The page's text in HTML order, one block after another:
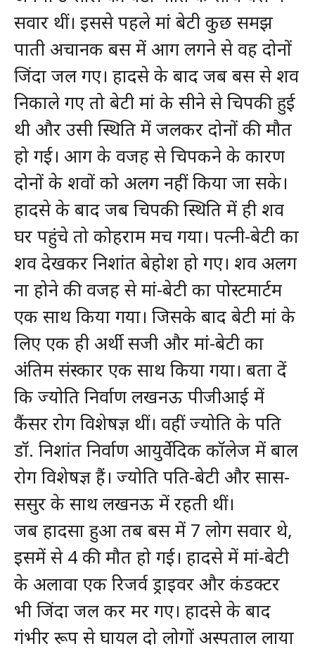
सवार थीं। इससे पहले मां बेटी कुछ समझ
पाती अचानक बस में आग लगने से वह दोनों
जिंदा जल गए। हादसे के बाद जब बस से शव
निकाले गए तो बेटी मां के सीने से चिपकी हुई
थी और उसी स्थिति में जलकर दोनों की मौत
हो गई। आग के वजह से चिपकने के कारण
दोनों के शवों को अलग नहीं किया जा सके।
हादसे के बाद जब चिपकी स्थिति में ही शव
घर पहुंचे तो कोहराम मच गया। पत्नी-बेटी का
शव देखकर निशांत बेहोश हो गए। शव अलग
ना होने की वजह से मां-बेटी का पोस्टमार्टम
एक साथ किया गया। जिसके बाद बेटी मां के
लिए एक ही अर्थी सजी और मां-बेटी का
अंतिम संस्कार एक साथ किया गया। बता दें
कि ज्योति निर्वाण लखनऊ पीजीआई में
कैंसर रोग विशेषज्ञ थीं। वहीं ज्योति के पति
डॉ. निशांत निर्वाण आयुर्वेदिक कॉलेज में बाल
रोग विशेषज्ञ हैं। ज्योति पति-बेटी और सास-
ससुर के साथ लखनऊ में रहती थीं।
जब हादसा हुआ तब बस में 7 लोग सवार थे,
इसमें से 4 की मौत हो गई। हादसे में मां-बेटी
के अलावा एक रिजर्व ड्राइवर और कंडक्टर
भी जिंदा जल कर मर गए। हादसे के बाद
गंभीर रूप से घायल दो लोगों अस्पताल लाया